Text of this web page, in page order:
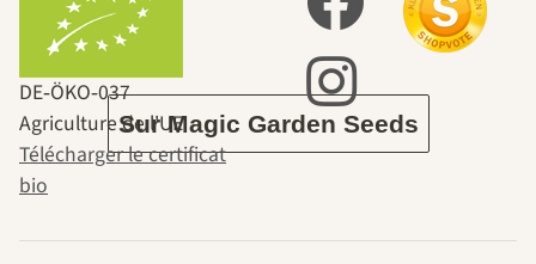
jardin.
Sur Magic Garden Seeds
DE‑ÖKO‑037
Agriculture de l'UE
Télécharger le certificat
bio